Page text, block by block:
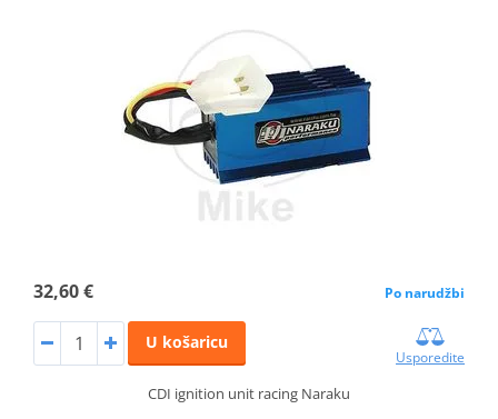
32,60 € Po narudžbi
U košaricu
Usporedite
CDI ignition unit racing Naraku